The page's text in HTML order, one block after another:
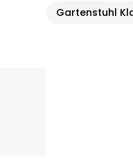
Gartenstuhl